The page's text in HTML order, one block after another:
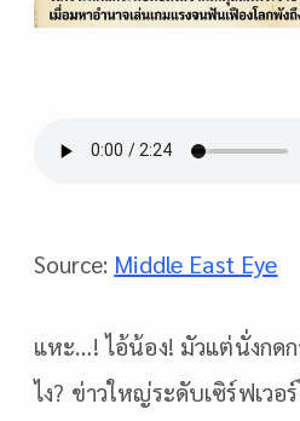
Source: Middle East Eye
แหะ…! ไอ้น้อง! มัวแต่นั่งกด
ไง? ข่าวใหญ่ระดับเซิร์ฟเวอ